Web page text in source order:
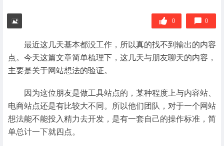
0 0
最近这几天基本都没工作，所以真的找不到输出的内容
点。今天这篇文章简单梳理下，这几天与朋友聊天的内容，
主要是关于网站想法的验证。
因为这位朋友是做工具站点的，某种程度上与内容站、
电商站点还是有比较大不同。所以他们团队，对于一个网站
想法能不能投入精力去开发，是有一套自己的操作标准，简
单总计一下就四点。